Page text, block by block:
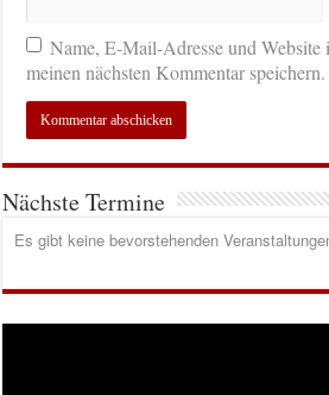
Name, E-Mail-Adresse und
meinen nächsten Kommentar speichern.
Nächste Termine
Es gibt keine bevorstehenden